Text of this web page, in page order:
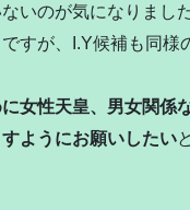
いのが気になりました
すが、I.Y候補も同様
女性天皇、男女関係
ようにお願いしたい